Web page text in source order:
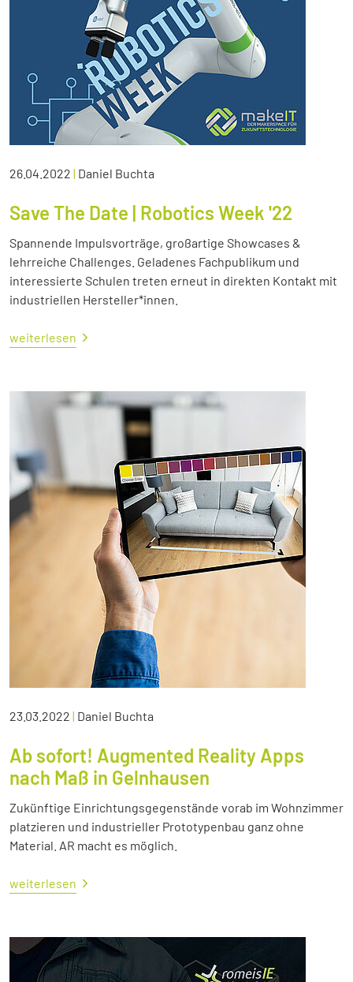
26.04.2022 | Daniel Buchta
Save The Date | Robotics Week '22
Spannende Impulsvorträge, großartige Showcases &
lehrreiche Challenges. Geladenes Fachpublikum und
interessierte Schulen treten erneut in direkten Kontakt mit
industriellen Hersteller*innen.
weiterlesen
23.03.2022 | Daniel Buchta
Ab sofort! Augmented Reality Apps
nach Maß in Gelnhausen
Zukünftige Einrichtungsgegenstände vorab im Wohnzimmer
platzieren und industrieller Prototypenbau ganz ohne
Material. AR macht es möglich.
weiterlesen